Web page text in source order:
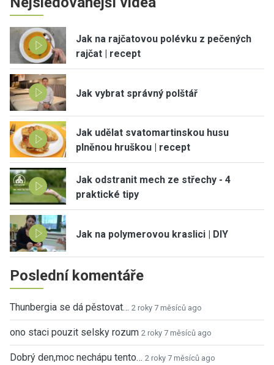
Jak na rajčatovou polévku z pečených
rajčat | recept
Jak vybrat správný polštář
Jak udělat svatomartinskou husu
plněnou hruškou | recept
Jak odstranit mech ze střechy - 4
praktické tipy
Jak na polymerovou kraslici | DIY
Poslední komentáře
Thunbergia se dá pěstovat… 2 roky 7 měsíců ago
ono staci pouzit selsky rozum 2 roky 7 měsíců ago
Dobrý den,moc nechápu tento… 2 roky 7 měsíců ago